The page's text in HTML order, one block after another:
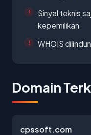
Sinyal teknis
kepemilikan
WHOIS
Domain
cpssoft.com